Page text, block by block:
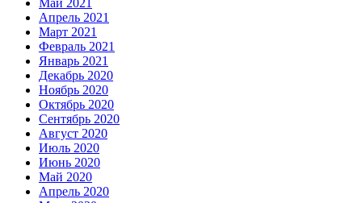
Май 2021
Апрель 2021
Март 2021
Февраль 2021
Январь 2021
Декабрь 2020
Ноябрь 2020
Октябрь 2020
Сентябрь 2020
Август 2020
Июль 2020
Июнь 2020
Май 2020
Апрель 2020